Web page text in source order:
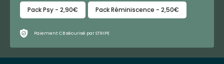
Pack Psy - 2,90€ Pack Réminiscence - 2,50€
Paiement CB sécurisé par STRIPE